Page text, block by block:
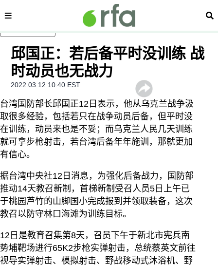
内容分类 搜
邱国正：若后备平时没训练 战
时动员也无战力
2022.03.12 10:40 EST
台湾国防部长邱国正12日表示，他从乌克兰战争汲
取很多经验，包括若只在战争动员后备，但平时没
在训练，动员来也是不妥；而乌克兰人民几天训练
就可拿步枪射击，若台湾后备年年施训，那就更加
有信心。
据台湾中央社12日消息，为强化后备战力，国防部
推动14天教召新制，首梯新制受召人员5日上午已
于桃园芦竹的山脚国小完成报到并领取装备，这次
教召以防守林口海滩为训练目标。
12日是教育召集第8天，召员下午于新北市宪兵南
势埔靶场进行65K2步枪实弹射击，总统蔡英文前往
视导实弹射击、模拟射击、野战移动式沐浴机、野